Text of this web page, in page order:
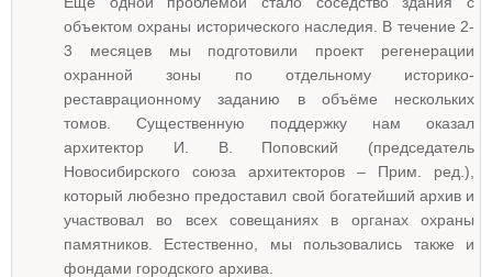
объектом охраны исторического наследия. В течение 2-
3 месяцев мы подготовили проект регенерации
охранной зоны по отдельному историко-
реставрационному заданию в объёме нескольких
томов. Существенную поддержку нам оказал
архитектор И. В. Поповский (председатель
Новосибирского союза архитекторов – Прим. ред.),
который любезно предоставил свой богатейший архив и
участвовал во всех совещаниях в органах охраны
памятников. Естественно, мы пользовались также и
фондами городского архива.